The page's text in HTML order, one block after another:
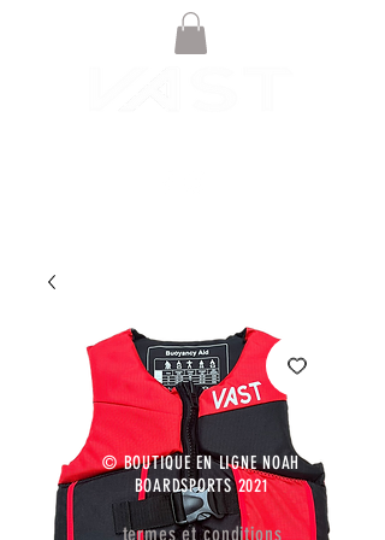
© BOUTIQUE EN LIGNE NOAH
BOARDSPORTS 2021
termes et conditions